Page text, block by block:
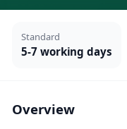
Standard
5-7 working days
Overview